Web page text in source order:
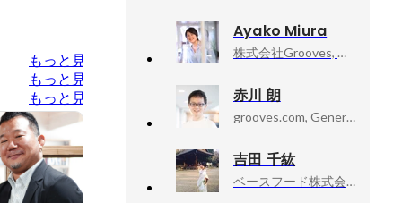
もっと見る
もっと見る
もっと見る
Ayako Miura
株式会社Grooves, クラウドエージェント 事業推進 兼 CEO室
赤川 朗
grooves.com, General Manager
吉田 千紘
ベースフード株式会社, コミュニティマネージャー